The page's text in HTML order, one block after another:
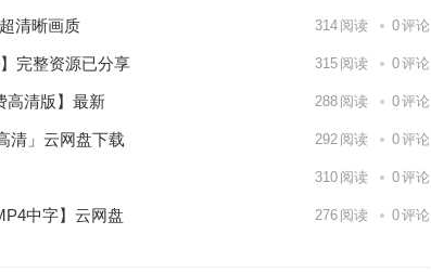
清晰画质 314 阅读 0评论
完整资源已分享 315 阅读 0评论
高清版】最新 288 阅读 0评论
清」云网盘下载 292 阅读 0评论
310 阅读 0评论
中字】云网盘 276 阅读 0评论